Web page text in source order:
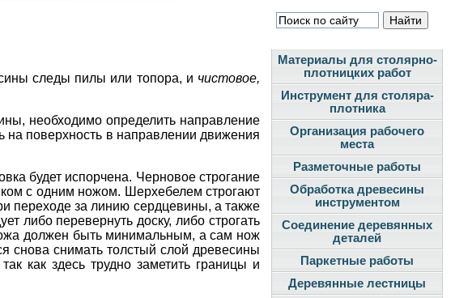
следы пилы или топора, и чистовое,
необходимо определить направление
на поверхность в направлении движения
будет испорчена. Черновое строгание
с одним ножом. Шерхебелем строгают
переходе за линию сердцевины, а также
либо перевернуть доску, либо строгать
должен быть минимальным, а сам нож
снова снимать толстый слой древесины
как здесь трудно заметить границы и
Материалы для столярно-
плотницких работ
Инструмент для столяра-
плотника
Организация рабочего
места
Разметочные работы
Обработка древесины
инструментом
Соединение деревянных
деталей
Паркетные работы
Деревянные лестницы